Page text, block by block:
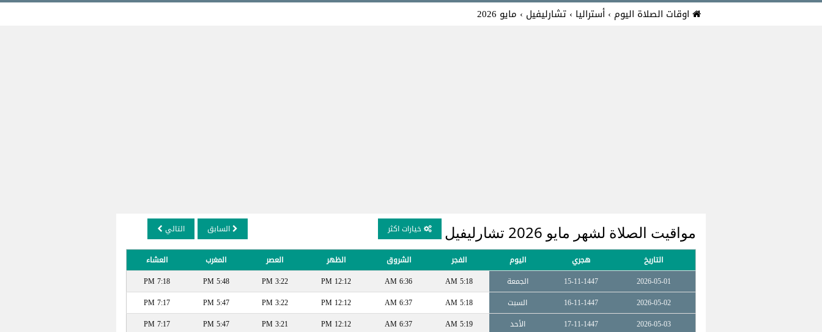
اوقات الصلاة اليوم › أستراليا › تشارليفيل › مايو 2026
مواقيت الصلاة لشهر مايو 2026 تشارليفيل خيارات اكثر السابق التالي
التاريخ هجري اليوم الفجر الشروق الظهر العصر المغرب
العشاء
2026-05-01
15-11-1447 الجمعة 5:18 AM
6:36 AM
12:12 PM
3:22 PM
5:48 PM
7:18 PM
2026-05-02
16-11-1447 السبت 5:18 AM
6:37 AM
12:12 PM
3:22 PM
5:47 PM
7:17 PM
2026-05-03
17-11-1447 الأحد 5:19 AM
6:37 AM
12:12 PM
3:21 PM
5:47 PM
7:17 PM